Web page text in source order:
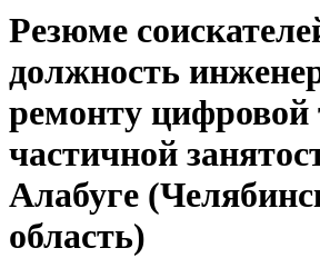
Резюме
должность
ремонту цифровой
частичной
Алабуге
область)